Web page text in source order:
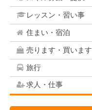
レッスン・習い事
住まい・宿泊
売ります・買います
旅行
求人・仕事